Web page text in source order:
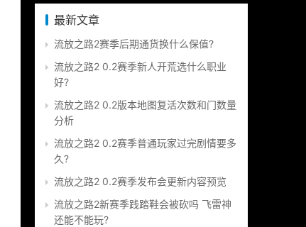
最新文章
流放之路2赛季后期通货换什么保值?
流放之路2 0.2赛季新人开荒选什么职业
好?
流放之路2 0.2版本地图复活次数和门数量
分析
流放之路2 0.2赛季普通玩家过完剧情要多
久?
流放之路2 0.2赛季发布会更新内容预览
流放之路2新赛季践踏鞋会被砍吗 飞雷神
还能不能玩?